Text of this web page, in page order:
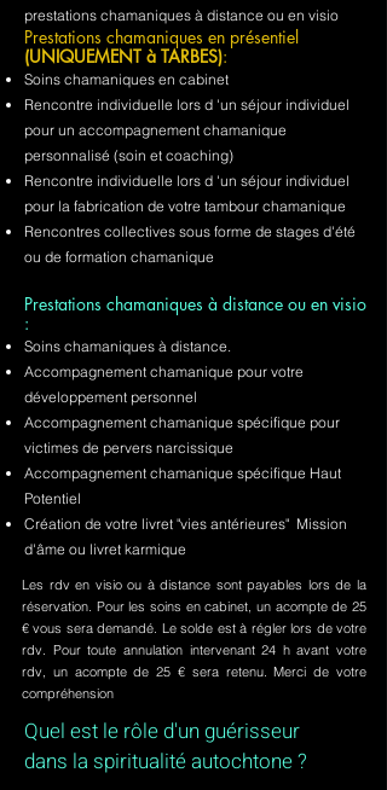
prestations chamaniques à distance ou en visio
Prestations chamaniques en présentiel
(UNIQUEMENT à TARBES):
Soins chamaniques en cabinet
Rencontre individuelle lors d 'un séjour individuel
pour un accompagnement chamanique
personnalisé (soin et coaching)
Rencontre individuelle lors d 'un séjour individuel
pour la fabrication de votre tambour chamanique
Rencontres collectives sous forme de stages d'été
ou de formation chamanique
Prestations chamaniques à distance ou en visio
:
Soins chamaniques à distance.
Accompagnement chamanique pour votre
développement personnel
Accompagnement chamanique spécifique pour
victimes de pervers narcissique
Accompagnement chamanique spécifique Haut
Potentiel
Création de votre livret "vies antérieures" Mission
d'âme ou livret karmique
Les rdv en visio ou à distance sont payables lors de la
réservation. Pour les soins en cabinet, un acompte de 25
€ vous sera demandé. Le solde est à régler lors de votre
rdv. Pour toute annulation intervenant 24 h avant votre
rdv, un acompte de 25 € sera retenu. Merci de votre
compréhension
Quel est le rôle d'un guérisseur
dans la spiritualité autochtone ?